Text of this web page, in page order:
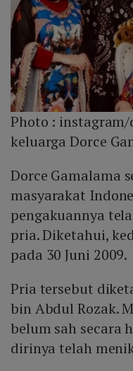
Photo : instagram/
keluarga Dorce
Dorce Gamalama
masyarakat
pengakuannya
pria. Diketahui,
pada 30 Juni 2009.
Pria tersebut
bin Abdul Rozak.
belum sah secara
dirinya telah